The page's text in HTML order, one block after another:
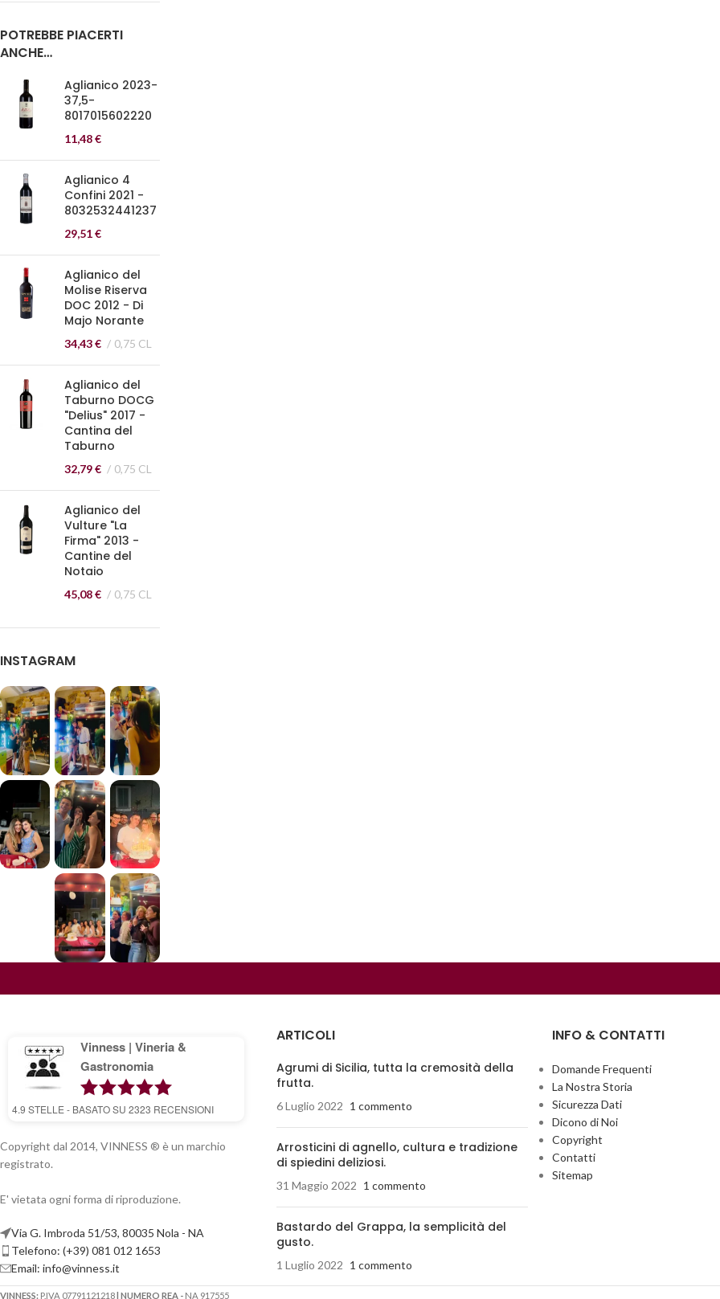
POTREBBE PIACERTI
ANCHE…
Aglianico 2023-
37,5-
8017015602220
11,48€
Aglianico 4
Confini 2021 -
8032532441237
29,51€
Aglianico del
Molise Riserva
DOC 2012 - Di
Majo Norante
34,43€ 0,75 CL
Aglianico del
Taburno DOCG
"Delius" 2017 -
Cantina del
Taburno
32,79€ 0,75 CL
Aglianico del
Vulture "La
Firma" 2013 -
Cantine del
Notaio
45,08€ 0,75 CL
INSTAGRAM
Vinness | Vineria &
Gastronomia
4.9 STELLE - BASATO SU 2323 RECENSIONI
Copyright dal 2014, VINNESS ® è un marchio
registrato.
E' vietata ogni forma di riproduzione.
Via G. Imbroda 51/53, 80035 Nola - NA
Telefono: (+39) 081 012 1653
Email: info@vinness.it
ARTICOLI
Agrumi di Sicilia, tutta la cremosità della
frutta.
6 Luglio 2022 1 commento
Arrosticini di agnello, cultura e tradizione
di spiedini deliziosi.
31 Maggio 2022 1 commento
Bastardo del Grappa, la semplicità del
gusto.
1 Luglio 2022 1 commento
INFO & CONTATTI
Domande Frequenti
La Nostra Storia
Sicurezza Dati
Dicono di Noi
Copyright
Contatti
Sitemap
VINNESS: P.IVA 07791121218| NUMERO REA - NA 917555